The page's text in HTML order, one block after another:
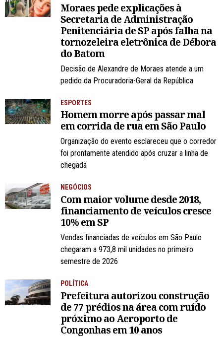
Moraes pede explicações à
Secretaria de Administração
Penitenciária de SP após falha na
tornozeleira eletrônica de Débora
do Batom
Decisão de Alexandre de Moraes atende a um
pedido da Procuradoria-Geral da República
ESPORTES
Homem morre após passar mal
em corrida de rua em São Paulo
Organização do evento esclareceu que o corredor
foi prontamente atendido após cruzar a linha de
chegada
NEGÓCIOS
Com maior volume desde 2018,
financiamento de veículos cresce
10% em SP
Vendas financiadas de veículos em São Paulo
chegaram a 973,8 mil unidades no primeiro
semestre de 2026
POLÍTICA
Prefeitura autorizou construção
de 77 prédios na área com ruído
próximo ao Aeroporto de
Congonhas em 10 anos